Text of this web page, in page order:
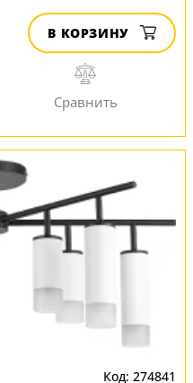
В КОРЗИНУ
274841